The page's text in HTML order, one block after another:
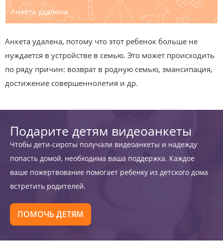
Анкета удалена.
Анкета удалена, потому что этот ребенок больше не
нуждается в устройстве в семью. Это может происходить
по ряду причин: возврат в родную семью, эмансипация,
достижение совершеннолетия и др.
Подарите детям видеоанкеты
Чтобы дети-сироты получали видеоанкеты и надежду
попасть домой, необходима ваша поддержка. Каждое
ваше пожертвование помогает ребенку из детского дома
встретить родителей.
ПОМОЧЬ ДЕТЯМ